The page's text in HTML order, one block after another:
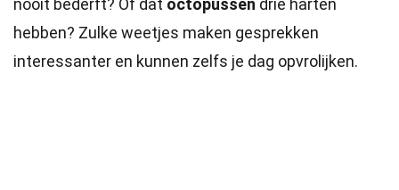
nooit bederft? Of dat octopussen drie harten
hebben? Zulke weetjes maken gesprekken
interessanter en kunnen zelfs je dag opvrolijken.